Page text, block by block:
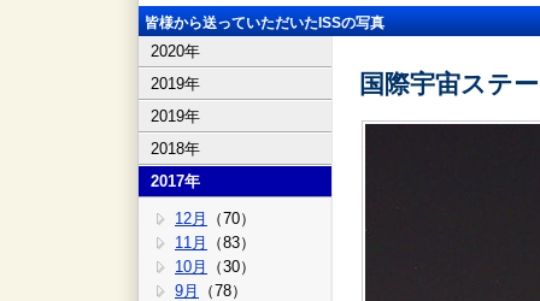
皆様から送っていただいたISSの写真
2020年
2019年
2019年
2018年
2017年
12月
（70）
11月
（83）
10月
（30）
9月
（78）
国際宇宙ステ